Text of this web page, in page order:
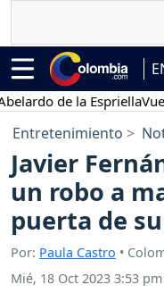
de la EspriellaVuelta a
Entretenimiento
Javier
un robo a
puerta de
Por: Paula Castro •
Mié, 18 Oct 2023 3:53 pm